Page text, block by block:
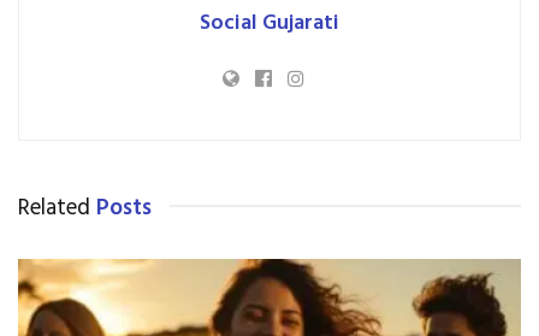
Social Gujarati
Related Posts